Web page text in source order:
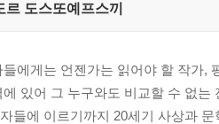
르 도스또예프스끼
들에게는 언젠가는 읽어야 할 작가,
에 있어 그 누구와도 비교할 수 없
들에 이르기까지 20세기 사상과